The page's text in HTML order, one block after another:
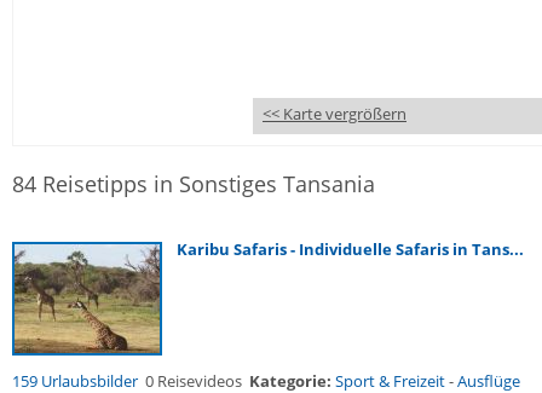
<< Karte vergrößern
84 Reisetipps in Sonstiges Tansania
Karibu Safaris - Individuelle Safaris in Tans...
159 Urlaubsbilder 0 Reisevideos Kategorie: Sport & Freizeit-Ausflüge